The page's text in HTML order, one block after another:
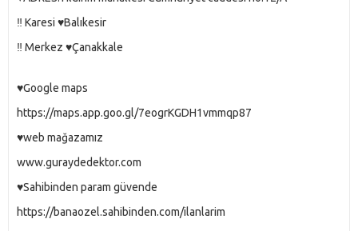
‼️ Karesi ♥️Balıkesir
‼️ Merkez ♥️Çanakkale
♥️Google maps
https://maps.app.goo.gl/7eogrKGDH1vmmqp87
♥️web mağazamız
www.guraydedektor.com
♥️Sahibinden param güvende
https://banaozel.sahibinden.com/ilanlarim